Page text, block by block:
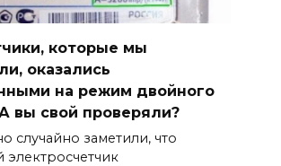
которые мы
оказались
на режим двойного
вы свой проверяли?
случайно заметили, что